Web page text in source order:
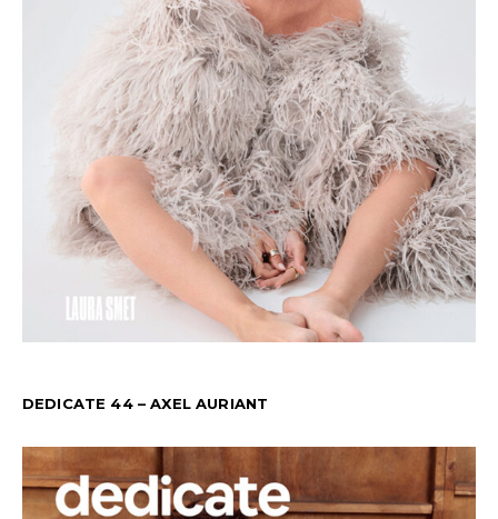
DEDICATE 44 – AXEL AURIANT